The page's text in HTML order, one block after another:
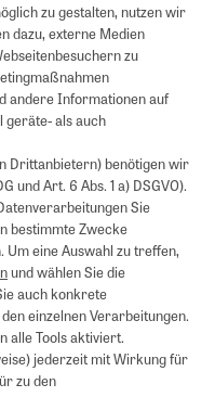
zu gestalten, nutzen wir
dazu, externe Medien
zu
andere Informationen auf
geräte- als auch
Drittanbietern) benötigen wir
und Art. 6 Abs. 1 a) DSGVO).
Sie
bestimmte Zwecke
Um eine Auswahl zu treffen,
und wählen Sie die
auch konkrete
einzelnen Verarbeitungen.
alle Tools aktiviert.
jederzeit mit Wirkung für
zu den